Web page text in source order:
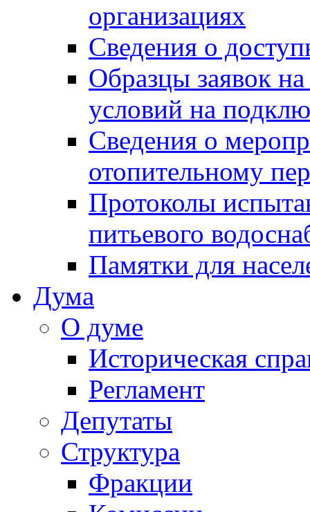
организациях
Сведения о
Образцы заявок
условий на
Сведения о
отопительному
Протоколы
питьевого
Памятки для
Дума
О думе
Историческая
Регламент
Депутаты
Структура
Фракции